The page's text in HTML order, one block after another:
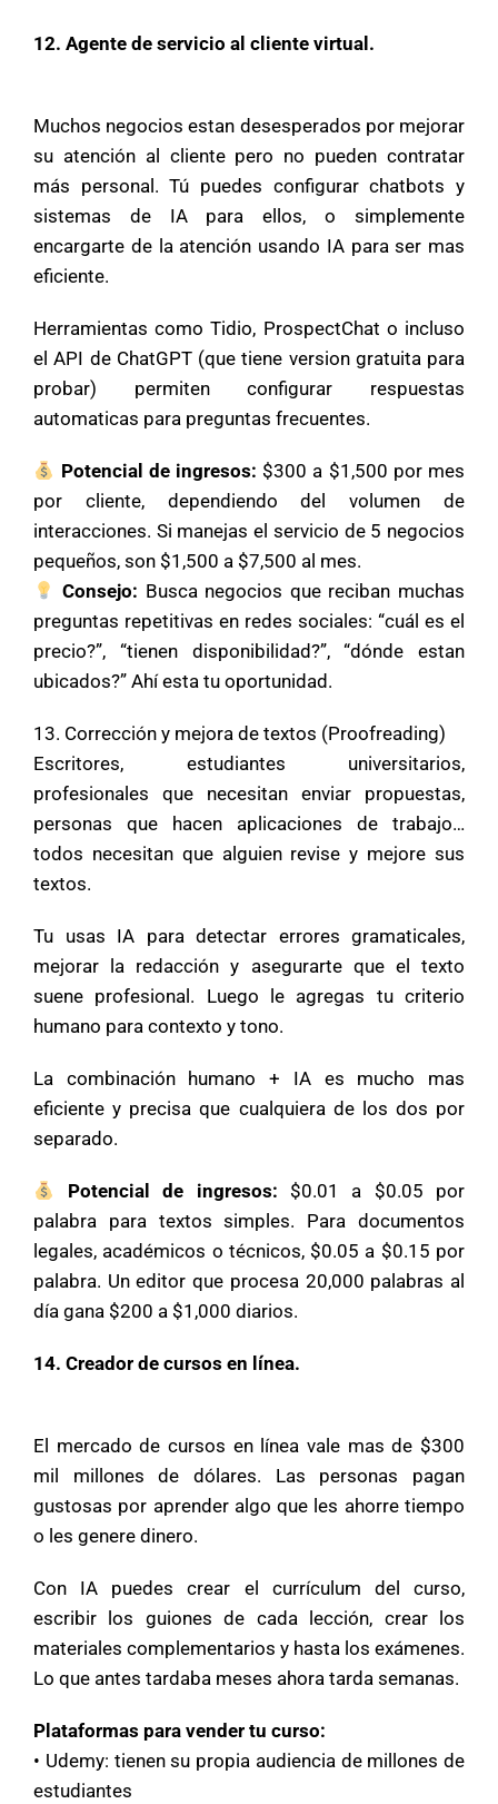
12. Agente de servicio al cliente virtual.
Muchos negocios estan desesperados por mejorar
su atención al cliente pero no pueden contratar
más personal. Tú puedes configurar chatbots y
sistemas de IA para ellos, o simplemente
encargarte de la atención usando IA para ser mas
eficiente.
Herramientas como Tidio, ProspectChat o incluso
el API de ChatGPT (que tiene version gratuita para
probar) permiten configurar respuestas
automaticas para preguntas frecuentes.
Potencial de ingresos: $300 a $1,500 por mes
por cliente, dependiendo del volumen de
interacciones. Si manejas el servicio de 5 negocios
pequeños, son $1,500 a $7,500 al mes.
Consejo: Busca negocios que reciban muchas
preguntas repetitivas en redes sociales: “cuál es el
precio?”, “tienen disponibilidad?”, “dónde estan
ubicados?” Ahí esta tu oportunidad.
13. Corrección y mejora de textos (Proofreading)
Escritores, estudiantes universitarios,
profesionales que necesitan enviar propuestas,
personas que hacen aplicaciones de trabajo…
todos necesitan que alguien revise y mejore sus
textos.
Tu usas IA para detectar errores gramaticales,
mejorar la redacción y asegurarte que el texto
suene profesional. Luego le agregas tu criterio
humano para contexto y tono.
La combinación humano + IA es mucho mas
eficiente y precisa que cualquiera de los dos por
separado.
Potencial de ingresos: $0.01 a $0.05 por
palabra para textos simples. Para documentos
legales, académicos o técnicos, $0.05 a $0.15 por
palabra. Un editor que procesa 20,000 palabras al
día gana $200 a $1,000 diarios.
14. Creador de cursos en línea.
El mercado de cursos en línea vale mas de $300
mil millones de dólares. Las personas pagan
gustosas por aprender algo que les ahorre tiempo
o les genere dinero.
Con IA puedes crear el currículum del curso,
escribir los guiones de cada lección, crear los
materiales complementarios y hasta los exámenes.
Lo que antes tardaba meses ahora tarda semanas.
Plataformas para vender tu curso:
• Udemy: tienen su propia audiencia de millones de
estudiantes